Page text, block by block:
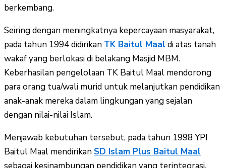
berkembang.
Seiring dengan meningkatnya kepercayaan masyarakat,
pada tahun 1994 didirikan TK Baitul Maal di atas tanah
wakaf yang berlokasi di belakang Masjid MBM.
Keberhasilan pengelolaan TK Baitul Maal mendorong
para orang tua/wali murid untuk melanjutkan pendidikan
anak-anak mereka dalam lingkungan yang sejalan
dengan nilai-nilai Islam.
Menjawab kebutuhan tersebut, pada tahun 1998 YPI
Baitul Maal mendirikan SD Islam Plus Baitul Maal